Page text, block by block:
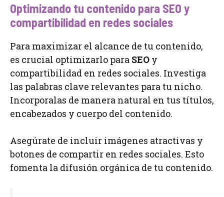
Optimizando tu contenido para SEO y
compartibilidad en redes sociales
Para maximizar el alcance de tu contenido,
es crucial optimizarlo para SEO y
compartibilidad en redes sociales. Investiga
las palabras clave relevantes para tu nicho.
Incorporalas de manera natural en tus títulos,
encabezados y cuerpo del contenido.
Asegúrate de incluir imágenes atractivas y
botones de compartir en redes sociales. Esto
fomenta la difusión orgánica de tu contenido.